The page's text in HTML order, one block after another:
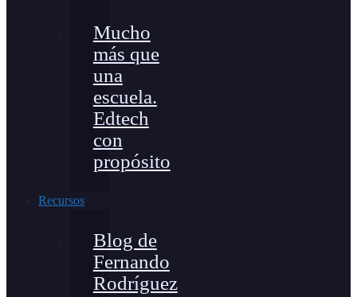
Mucho
más que
una
escuela.
Edtech
con
propósito
Recursos
Blog de
Fernando
Rodríguez